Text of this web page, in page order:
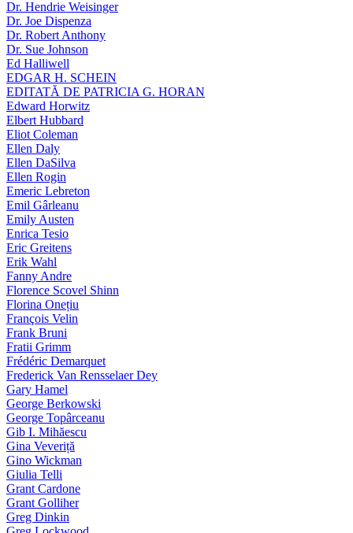
Dr. Hendrie Weisinger
Dr. Joe Dispenza
Dr. Robert Anthony
Dr. Sue Johnson
Ed Halliwell
EDGAR H. SCHEIN
EDITATĂ DE PATRICIA G. HORAN
Edward Horwitz
Elbert Hubbard
Eliot Coleman
Ellen Daly
Ellen DaSilva
Ellen Rogin
Emeric Lebreton
Emil Gârleanu
Emily Austen
Enrica Tesio
Eric Greitens
Erik Wahl
Fanny Andre
Florence Scovel Shinn
Florina Onețiu
François Velin
Frank Bruni
Fratii Grimm
Frédéric Demarquet
Frederick Van Rensselaer Dey
Gary Hamel
George Berkowski
George Topârceanu
Gib I. Mihăescu
Gina Veveriță
Gino Wickman
Giulia Telli
Grant Cardone
Grant Golliher
Greg Dinkin